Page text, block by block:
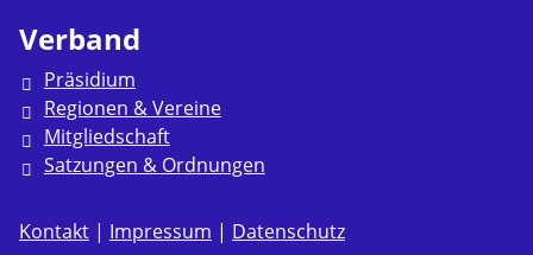
Verband
Präsidium
Regionen & Vereine
Mitgliedschaft
Satzungen & Ordnungen
Kontakt | Impressum | Datenschutz